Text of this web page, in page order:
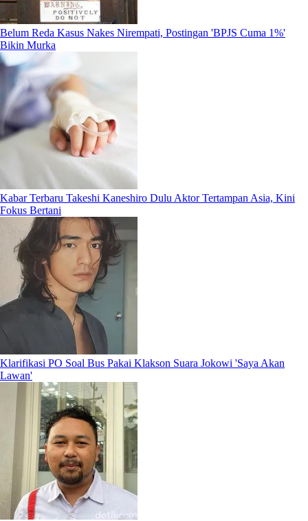
Belum Reda Kasus Nakes Nirempati, Postingan 'BPJS Cuma 1%'
Bikin Murka
Kabar Terbaru Takeshi Kaneshiro Dulu Aktor Tertampan Asia, Kini
Fokus Bertani
Klarifikasi PO Soal Bus Pakai Klakson Suara Jokowi 'Saya Akan
Lawan'